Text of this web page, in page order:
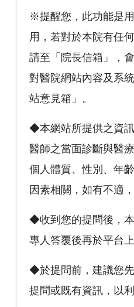
※提醒您，此功能是
用，若對於本院有任
請至「院長信箱」，
對醫院網站內容及系
站意見箱」。
◆本網站所提供之資
醫師之當面診斷與醫
個人體質、性別、年
因素相關，如有不適
◆收到您的提問後，
專人答覆後再於平台上
◆於提問前，建議您
提問或既有資訊，以